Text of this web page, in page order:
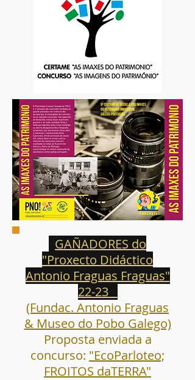
GAÑADORES do
"Proxecto Didáctico
Antonio Fraguas Fraguas"
22-23
(Fundac. Antonio Fraguas
& Museo do Pobo Galego)
Proposta enviada a
concurso: "EcoParloteo;
FROITOS daTERRA"